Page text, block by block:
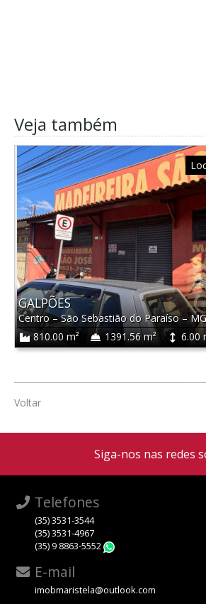
Veja também
GALPÕES
Centro–São Sebastião do Paraíso–MG
810.00 m²
1391.56 m² 6.00
Voltar
Siga-nos nas redes
Telefones
(35) 3531-3544
(35) 3531-4967
(35) 9 8863-5552
E-mail
imobmaristela@outlook.com